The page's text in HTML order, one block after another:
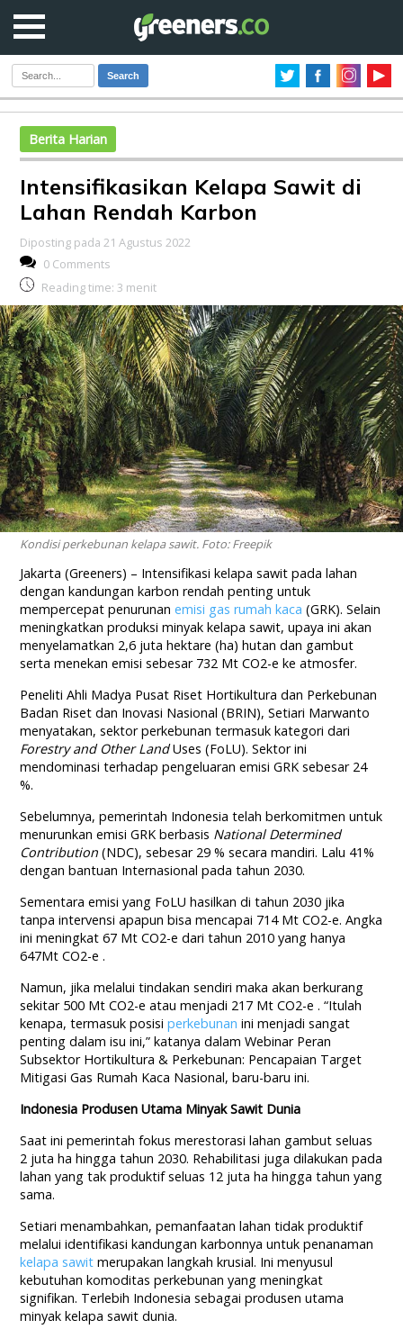
Search
Berita Harian
Intensifikasikan Kelapa Sawit di
Lahan Rendah Karbon
Diposting pada 21 Agustus 2022
0 Comments
Reading time: 3 menit
Kondisi perkebunan kelapa sawit. Foto: Freepik
Jakarta (Greeners) – Intensifikasi kelapa sawit pada lahan
dengan kandungan karbon rendah penting untuk
mempercepat penurunanemisi gas rumah kaca (GRK). Selain
meningkatkan produksi minyak kelapa sawit, upaya ini akan
menyelamatkan 2,6 juta hektare (ha) hutan dan gambut
serta menekan emisi sebesar 732 Mt CO2-e ke atmosfer.
Peneliti Ahli Madya Pusat Riset Hortikultura dan Perkebunan
Badan Riset dan Inovasi Nasional (BRIN), Setiari Marwanto
menyatakan, sektor perkebunan termasuk kategori dari
Forestry and Other LandUses (FoLU). Sektor ini
mendominasi terhadap pengeluaran emisi GRK sebesar 24
%.
Sebelumnya, pemerintah Indonesia telah berkomitmen untuk
menurunkan emisi GRK berbasis National Determined
Contribution (NDC), sebesar 29 % secara mandiri. Lalu 41%
dengan bantuan Internasional pada tahun 2030.
Sementara emisi yang FoLU hasilkan di tahun 2030 jika
tanpa intervensi apapun bisa mencapai 714 Mt CO2-e. Angka
ini meningkat 67 Mt CO2-e dari tahun 2010 yang hanya
647Mt CO2-e .
Namun, jika melalui tindakan sendiri maka akan berkurang
sekitar 500 Mt CO2-e atau menjadi 217 Mt CO2-e . “Itulah
kenapa, termasuk posisiperkebunan ini menjadi sangat
penting dalam isu ini,” katanya dalam Webinar Peran
Subsektor Hortikultura & Perkebunan: Pencapaian Target
Mitigasi Gas Rumah Kaca Nasional, baru-baru ini.
Indonesia Produsen Utama Minyak Sawit Dunia
Saat ini pemerintah fokus merestorasi lahan gambut seluas
2 juta ha hingga tahun 2030. Rehabilitasi juga dilakukan pada
lahan yang tak produktif seluas 12 juta ha hingga tahun yang
sama.
Setiari menambahkan, pemanfaatan lahan tidak produktif
melalui identifikasi kandungan karbonnya untuk penanaman
kelapa sawit merupakan langkah krusial. Ini menyusul
kebutuhan komoditas perkebunan yang meningkat
signifikan. Terlebih Indonesia sebagai produsen utama
minyak kelapa sawit dunia.